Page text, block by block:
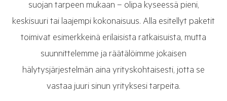
suojan tarpeen mukaan – olipa kyseessä pieni,
keskisuuri tai laajempi kokonaisuus. Alla esitellyt paketit
toimivat esimerkkeinä erilaisista ratkaisuista, mutta
suunnittelemme ja räätälöimme jokaisen
hälytysjärjestelmän aina yrityskohtaisesti, jotta se
vastaa juuri sinun yrityksesi tarpeita.